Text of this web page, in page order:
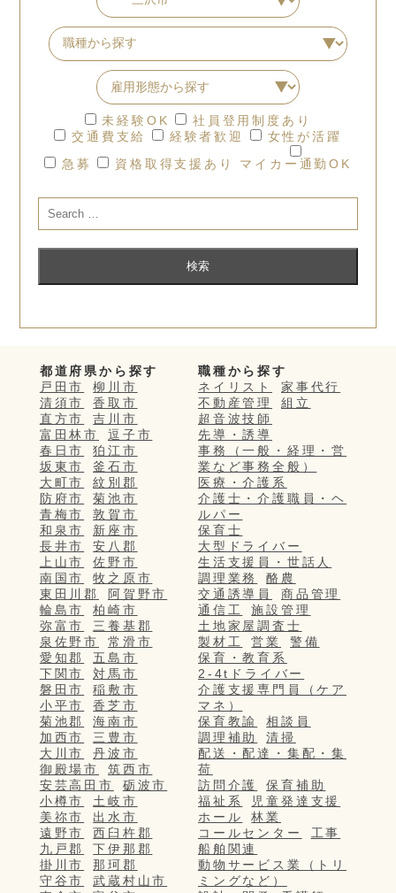
未経験OK
社員登用制度あり
交通費支給
経験者歓迎
女性が活躍
急募
資格取得支援あり マイカー通勤OK
都道府県から探す
戸田市
柳川市
清須市
香取市
直方市
吉川市
富田林市
逗子市
春日市
狛江市
坂東市
釜石市
大町市
紋別郡
防府市
菊池市
青梅市
敦賀市
和泉市
新座市
長井市
安八郡
上山市
佐野市
南国市
牧之原市
東田川郡
阿賀野市
輪島市
柏崎市
弥富市
三養基郡
泉佐野市
常滑市
愛知郡
五島市
下関市
対馬市
磐田市
稲敷市
小平市
香芝市
菊池郡
海南市
加西市
三豊市
大川市
丹波市
御殿場市
筑西市
安芸高田市
砺波市
小樽市
土岐市
美祢市
出水市
遠野市
西臼杵郡
九戸郡
下伊那郡
掛川市
那珂郡
守谷市
武蔵村山市
職種から探す
ネイリスト
家事代行
不動産管理
組立
超音波技師
先導・誘導
事務（一般・経理・営
業など事務全般）
医療・介護系
介護士・介護職員・ヘ
ルパー
保育士
大型ドライバー
生活支援員・世話人
調理業務
酪農
交通誘導員
商品管理
通信工
施設管理
土地家屋調査士
製材工
営業
警備
保育・教育系
2-4tドライバー
介護支援専門員（ケア
マネ）
保育教諭
相談員
調理補助
清掃
配送・配達・集配・集
荷
訪問介護
保育補助
福祉系
児童発達支援
ホール
林業
コールセンター
工事
船舶関連
動物サービス業（トリ
ミングなど）